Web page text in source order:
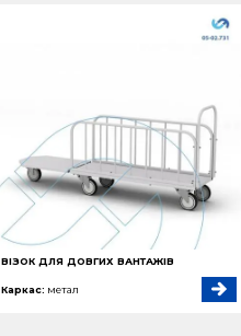
ВІЗОК ДЛЯ ДОВГИХ ВАНТАЖІВ
Каркас: метал